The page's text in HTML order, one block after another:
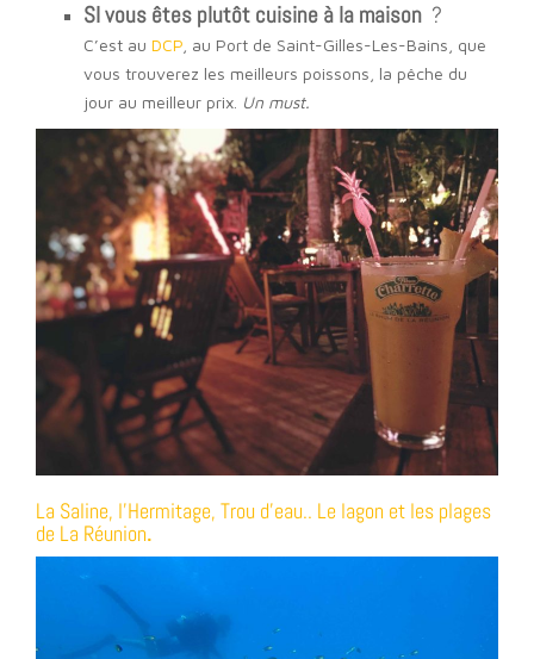
SI vous êtes plutôt cuisine à la maison ?
C’est au DCP , au Port de Saint-Gilles-Les-Bains, que
vous trouverez les meilleurs poissons, la pêche du
jour au meilleur prix. Un must.
La Saline, l’Hermitage, Trou d’eau.. Le lagon et les plages
de La Réunion.